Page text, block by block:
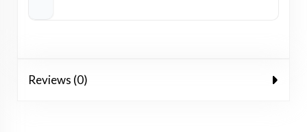
Reviews (0)